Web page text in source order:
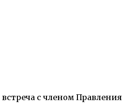
с членом Правления